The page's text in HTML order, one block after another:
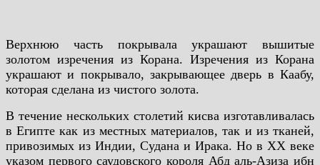
Верхнюю часть покрывала украшают вышитые
золотом изречения из Корана. Изречения из Корана
украшают и покрывало, закрывающее дверь в Каабу,
которая сделана из чистого золота.
В течение нескольких столетий кисва изготавливалась
в Египте как из местных материалов, так и из тканей,
привозимых из Индии, Судана и Ирака. Но в XX веке
указом первого саудовского короля Абд аль-Азиза ибн